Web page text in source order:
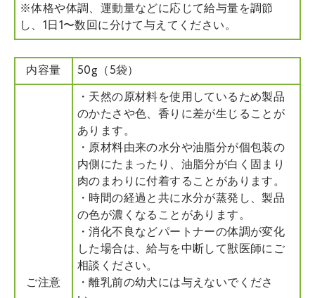
※体格や体調、運動量などに応じて給与量を調節
し、1日1〜数回に分けて与えてください。
内容量 50g（5袋）
ご注意
・天然の原材料を使用しているため製品
のかたさや色、香りに差が生じることが
あります。
・原材料由来の水分や油脂分が個包装の
内側にたまったり、油脂分が白く固まり
肉のまわりに付着することがあります。
・時間の経過と共に水分が蒸発し、製品
の色が濃くなることがあります。
・消化不良などパートナーの体調が変化
した場合は、給与を中断して獣医師にご
相談ください。
・離乳前の幼犬には与えないでくださ